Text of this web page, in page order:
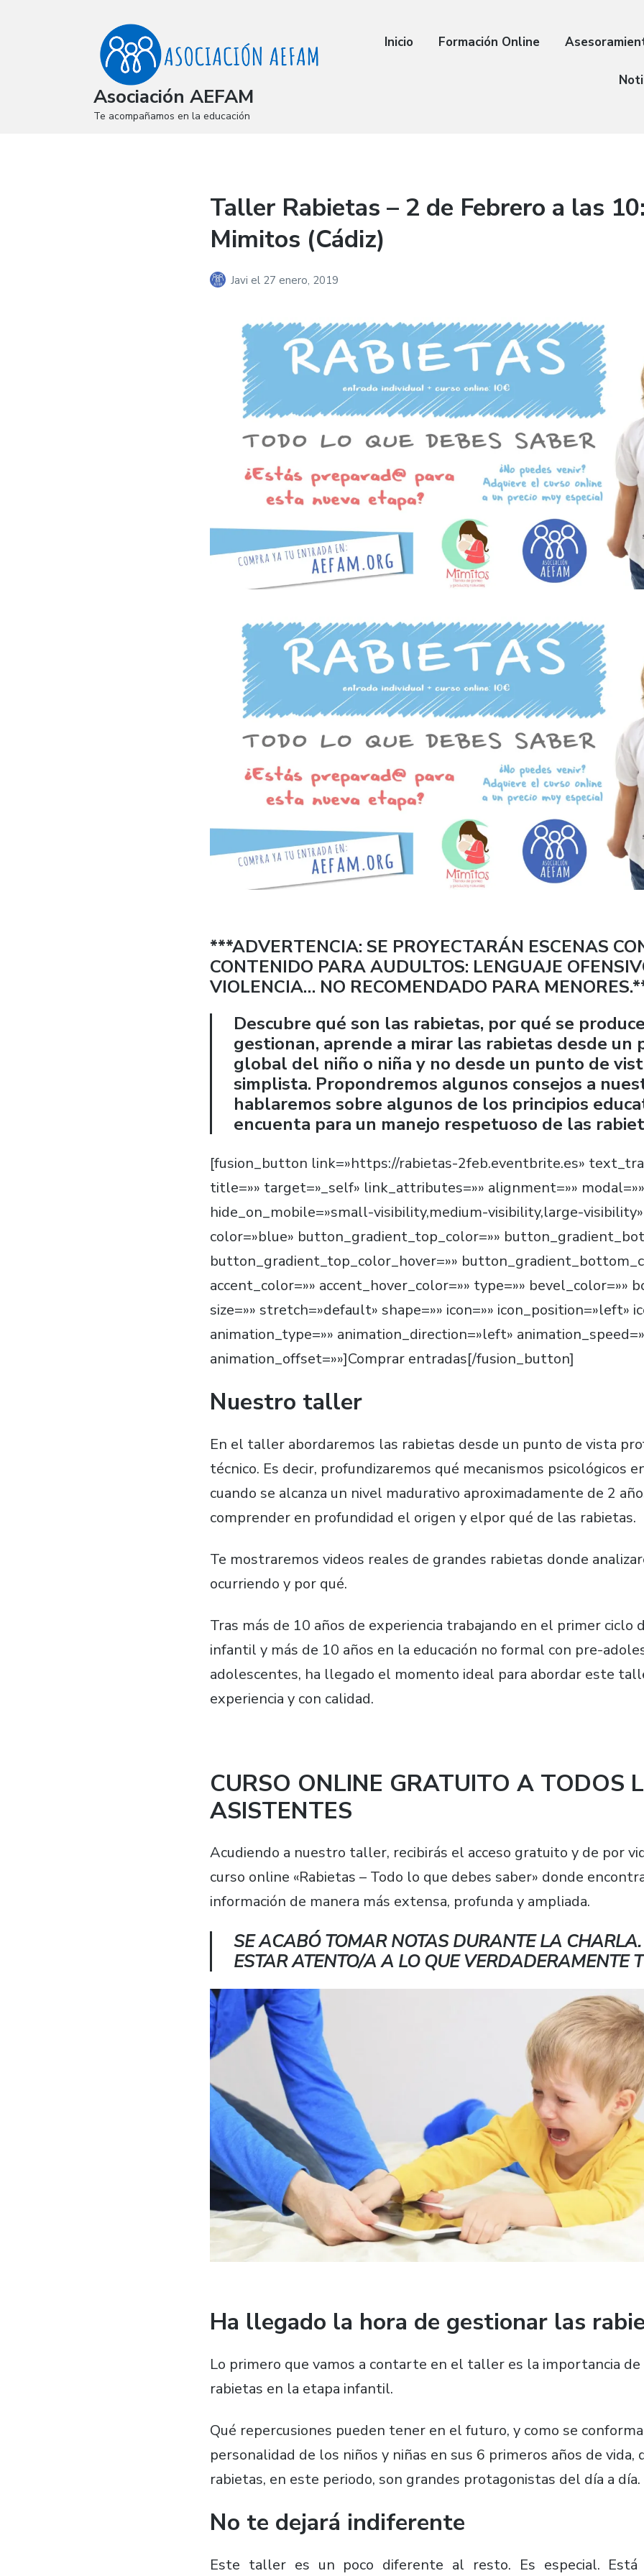
Asociación AEFAM
Te acompañamos en la educación
Inicio Formación Online
Taller Rabietas – 2 de Febrero a las
Mimitos (Cádiz)
Javiel 27 enero, 2019
***ADVERTENCIA: SE PROYECTARÁN ESCENAS
CONTENIDO PARA AUDULTOS: LENGUAJE
VIOLENCIA… NO RECOMENDADO PARA
Descubre qué son las rabietas, por qué se
gestionan, aprende a mirar las rabietas desde un
global del niño o niña y no desde un punto de
simplista. Propondremos algunos consejos a
hablaremos sobre algunos de los principios
encuenta para un manejo respetuoso de las
[fusion_button link=»https://rabietas-2feb.eventbrite.es»
title=»» target=»_self» link_attributes=»» alignment=»»
hide_on_mobile=»small-visibility,medium-visibility,large-visibility»
color=»blue» button_gradient_top_color=»»
button_gradient_top_color_hover=»»
accent_color=»» accent_hover_color=»» type=»» bevel_color=»»
size=»» stretch=»default» shape=»» icon=»» icon_position=»left»
animation_type=»» animation_direction=»left»
animation_offset=»»]Comprar entradas[/fusion_button]
Nuestro taller
En el taller abordaremos las rabietas desde un punto de vista
técnico. Es decir, profundizaremos qué mecanismos psicológicos
cuando se alcanza un nivel madurativo aproximadamente de 2
comprender en profundidad el origen y elpor qué de las rabietas.
Te mostraremos videos reales de grandes rabietas donde
ocurriendo y por qué.
Tras más de 10 años de experiencia trabajando en el primer ciclo
infantil y más de 10 años en la educación no formal con pre-
adolescentes, ha llegado el momento ideal para abordar este
experiencia y con calidad.
CURSO ONLINE GRATUITO A TODOS
ASISTENTES
Acudiendo a nuestro taller, recibirás el acceso gratuito y de por
curso online «Rabietas – Todo lo que debes saber» donde
información de manera más extensa, profunda y ampliada.
SE ACABÓ TOMAR NOTAS DURANTE LA
ESTAR ATENTO/A A LO QUE VERDADERAMENTE
Ha llegado la hora de gestionar las
Lo primero que vamos a contarte en el taller es la importancia
rabietas en la etapa infantil.
Qué repercusiones pueden tener en el futuro, y como se
personalidad de los niños y niñas en sus 6 primeros años de vida,
rabietas, en este periodo, son grandes protagonistas del día a día.
No te dejará indiferente
Este taller es un poco diferente al resto. Es especial. Está